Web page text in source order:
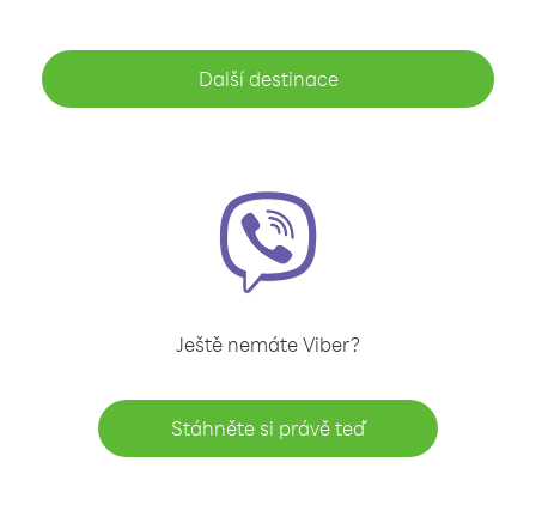
Další destinace
Ještě nemáte Viber?
Stáhněte si právě teď